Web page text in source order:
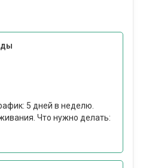
5 дней в неделю.
Что нужно делать: